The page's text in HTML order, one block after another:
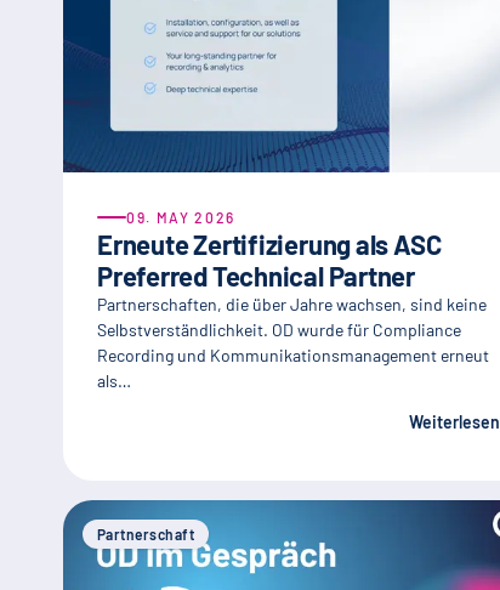
09. MAY 2026
Erneute Zertifizierung als ASC
Preferred Technical Partner
Partnerschaften, die über Jahre wachsen, sind keine
Selbstverständlichkeit. OD wurde für Compliance
Recording und Kommunikationsmanagement erneut
als…
Weiterlesen
Partnerschaft